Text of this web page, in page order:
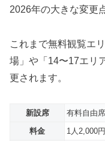
2026年の大きな変更
これまで無料観覧エ
場」や「14〜17エリ
更されます。
新設席
有料自由席
料金
1人2,000円